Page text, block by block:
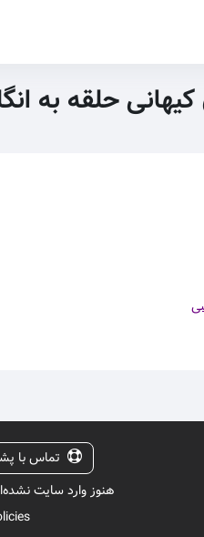
حلقه به
تماس با
هنوز وارد سایت